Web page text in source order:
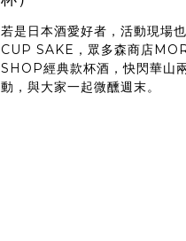
若是日本酒愛好者，活動現場
CUP SAKE，眾多森商店
SHOP經典款杯酒，快閃華山
動，與大家一起微醺週末。